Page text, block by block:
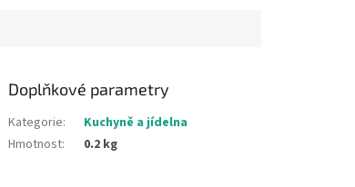
Doplňkové parametry
Kategorie:
Kuchyně a jídelna
Hmotnost: 0.2 kg